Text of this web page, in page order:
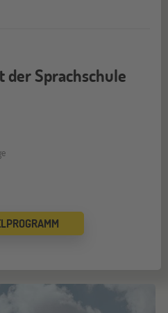
der Sprachschule